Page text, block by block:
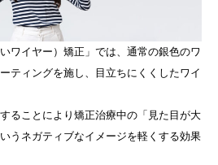
ワイヤー）矯正」では、通常の銀色のワ
ティングを施し、目立ちにくくしたワイ
ることにより矯正治療中の「見た目が大
うネガティブなイメージを軽くする効果